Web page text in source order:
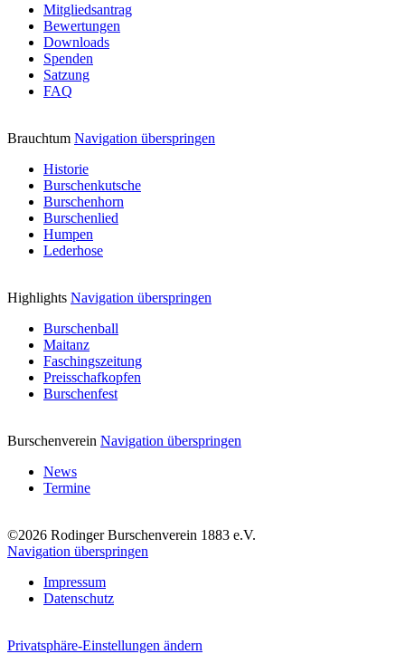
Mitgliedsantrag
Bewertungen
Downloads
Spenden
Satzung
FAQ
Brauchtum Navigation überspringen
Historie
Burschenkutsche
Burschenhorn
Burschenlied
Humpen
Lederhose
Highlights Navigation überspringen
Burschenball
Maitanz
Faschingszeitung
Preisschafkopfen
Burschenfest
Burschenverein Navigation überspringen
News
Termine
©2026 Rodinger Burschenverein 1883 e.V.
Navigation überspringen
Impressum
Datenschutz
Privatsphäre-Einstellungen ändern